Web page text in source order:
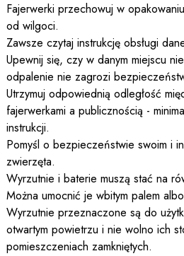
Fajerwerki przechowuj w
od wilgoci.
Zawsze czytaj instrukcję obsługi
Upewnij się, czy w danym miejscu
odpalenie nie zagrozi
Utrzymuj odpowiednią odległość
fajerwerkami a publicznością -
instrukcji.
Pomyśl o bezpieczeństwie swoim i
zwierzęta.
Wyrzutnie i baterie muszą stać na
Można umocnić je wbitym palem
Wyrzutnie przeznaczone są do
otwartym powietrzu i nie wolno ich
pomieszczeniach zamkniętych.